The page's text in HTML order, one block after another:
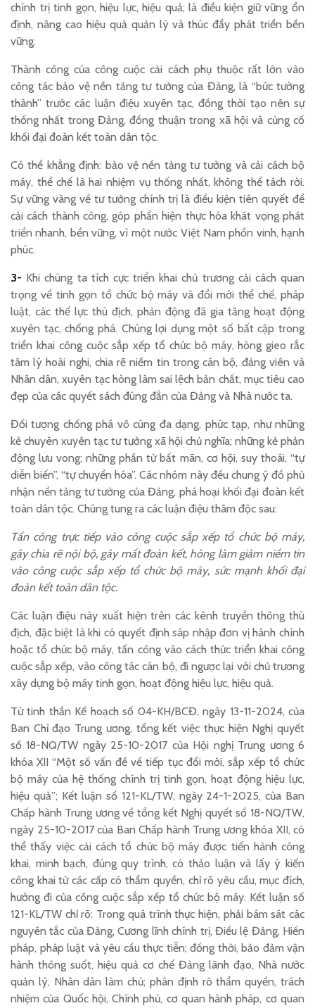
chính trị tinh gọn, hiệu lực, hiệu quả; là điều kiện giữ vững ổn
định, nâng cao hiệu quả quản lý và thúc đẩy phát triển bền
vững.
Thành công của công cuộc cải cách phụ thuộc rất lớn vào
công tác bảo vệ nền tảng tư tưởng của Đảng, là “bức tường
thành” trước các luận điệu xuyên tạc, đồng thời tạo nên sự
thống nhất trong Đảng, đồng thuận trong xã hội và củng cố
khối đại đoàn kết toàn dân tộc.
Có thể khẳng định: bảo vệ nền tảng tư tưởng và cải cách bộ
máy, thể chế là hai nhiệm vụ thống nhất, không thể tách rời.
Sự vững vàng về tư tưởng chính trị là điều kiện tiên quyết để
cải cách thành công, góp phần hiện thực hóa khát vọng phát
triển nhanh, bền vững, vì một nước Việt Nam phồn vinh, hạnh
phúc.
3- Khi chúng ta tích cực triển khai chủ trương cải cách quan
trọng về tinh gọn tổ chức bộ máy và đổi mới thể chế, pháp
luật, các thế lực thù địch, phản động đã gia tăng hoạt động
xuyên tạc, chống phá. Chúng lợi dụng một số bất cập trong
triển khai công cuộc sắp xếp tổ chức bộ máy, hòng gieo rắc
tâm lý hoài nghi, chia rẽ niềm tin trong cán bộ, đảng viên và
Nhân dân, xuyên tạc hòng làm sai lệch bản chất, mục tiêu cao
đẹp của các quyết sách đúng đắn của Đảng và Nhà nước ta.
Đối tượng chống phá vô cùng đa dạng, phức tạp, như những
kẻ chuyên xuyên tạc tư tưởng xã hội chủ nghĩa; những kẻ phản
động lưu vong; những phần tử bất mãn, cơ hội, suy thoái, “tự
diễn biến”, “tự chuyển hóa”. Các nhóm này đều chung ý đồ phủ
nhận nền tảng tư tưởng của Đảng, phá hoại khối đại đoàn kết
toàn dân tộc. Chúng tung ra các luận điệu thâm độc sau:
Tấn công trực tiếp vào công cuộc sắp xếp tổ chức bộ máy,
gây chia rẽ nội bộ, gây mất đoàn kết, hòng làm giảm niềm tin
vào công cuộc sắp xếp tổ chức bộ máy, sức mạnh khối đại
đoàn kết toàn dân tộc.
Các luận điệu này xuất hiện trên các kênh truyền thông thù
địch, đặc biệt là khi có quyết định sáp nhập đơn vị hành chính
hoặc tổ chức bộ máy, tấn công vào cách thức triển khai công
cuộc sắp xếp, vào công tác cán bộ, đi ngược lại với chủ trương
xây dựng bộ máy tinh gọn, hoạt động hiệu lực, hiệu quả.
Từ tinh thần Kế hoạch số 04-KH/BCĐ, ngày 13-11-2024, của
Ban Chỉ đạo Trung ương, tổng kết việc thực hiện Nghị quyết
số 18-NQ/TW ngày 25-10-2017 của Hội nghị Trung ương 6
khóa XII “Một số vấn đề về tiếp tục đổi mới, sắp xếp tổ chức
bộ máy của hệ thống chính trị tinh gọn, hoạt động hiệu lực,
hiệu quả”; Kết luận số 121-KL/TW, ngày 24-1-2025, của Ban
Chấp hành Trung ương về tổng kết Nghị quyết số 18-NQ/TW,
ngày 25-10-2017 của Ban Chấp hành Trung ương khóa XII, có
thể thấy việc cải cách tổ chức bộ máy được tiến hành công
khai, minh bạch, đúng quy trình, có thảo luận và lấy ý kiến
công khai từ các cấp có thẩm quyền, chỉ rõ yêu cầu, mục đích,
hướng đi của công cuộc sắp xếp tổ chức bộ máy. Kết luận số
121-KL/TW chỉ rõ: Trong quá trình thực hiện, phải bám sát các
nguyên tắc của Đảng, Cương lĩnh chính trị, Điều lệ Đảng, Hiến
pháp, pháp luật và yêu cầu thực tiễn; đồng thời, bảo đảm vận
hành thông suốt, hiệu quả cơ chế Đảng lãnh đạo, Nhà nước
quản lý, Nhân dân làm chủ; phân định rõ thẩm quyền, trách
nhiệm của Quốc hội, Chính phủ, cơ quan hành pháp, cơ quan